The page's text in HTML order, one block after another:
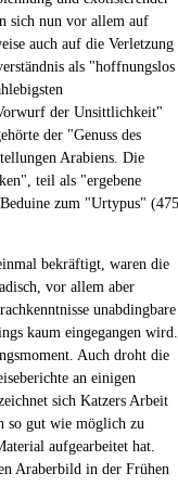
sich nun vor allem auf
auch auf die Verletzung
als "hoffnungslos
der Unsittlichkeit"
der "Genuss des
Arabiens. Die
teil als "ergebene
zum "Urtypus"
bekräftigt, waren die
vor allem aber
unabdingbare
kaum eingegangen wird.
Auch droht die
an einigen
sich Katzers Arbeit
so gut wie möglich zu
aufgearbeitet hat.
Araberbild in der Frühen